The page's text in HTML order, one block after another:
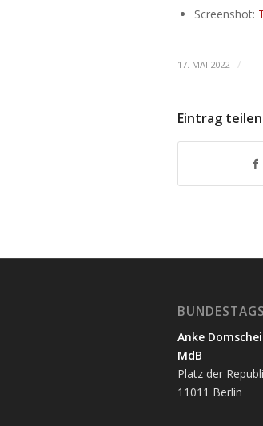
Screenshot:
17. MAI 2022 /
Eintrag teilen
Anke
MdB
Platz der
11011 Berlin